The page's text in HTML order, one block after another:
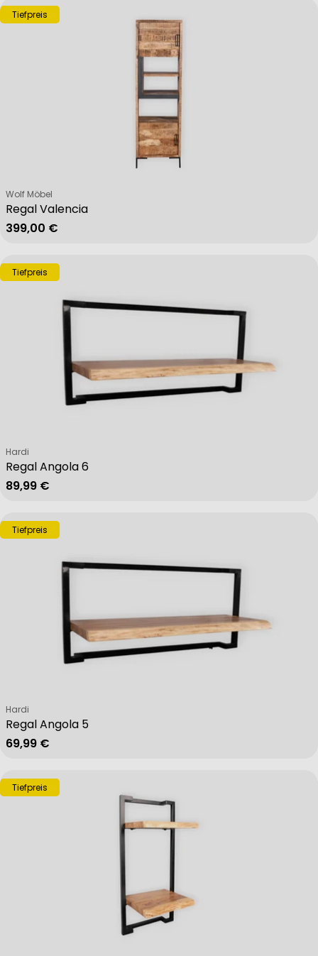
Tiefpreis
Regal Valencia
Verkäufer:
Wolf Möbel
Regulärer Preis
399,00 €
Tiefpreis
Regal Angola 6
Verkäufer:
Hardi
Regulärer Preis
89,99 €
Tiefpreis
Regal Angola 5
Verkäufer:
Hardi
Regulärer Preis
69,99 €
Tiefpreis